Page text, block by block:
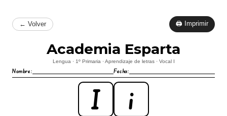
← Volver 🖨 Imprimir
Academia Esparta
Lengua · 1º Primaria · Aprendizaje de letras · Vocal I
Nombre: Fecha:
I i